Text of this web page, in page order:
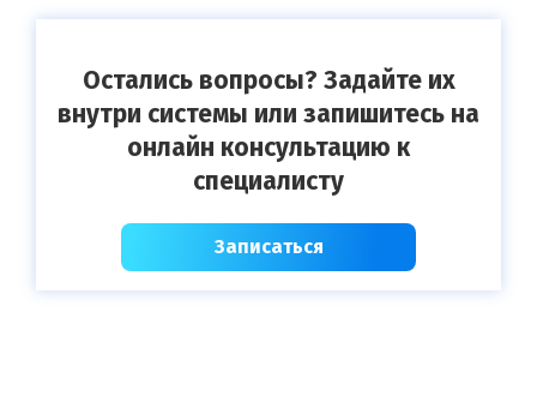
Остались вопросы? Задайте их
внутри системы или запишитесь на
онлайн консультацию к
специалисту
Записаться